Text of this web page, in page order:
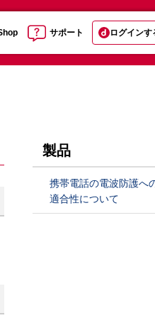
サポート ログインす
製品
携帯電話の電波防護へ
適合性について